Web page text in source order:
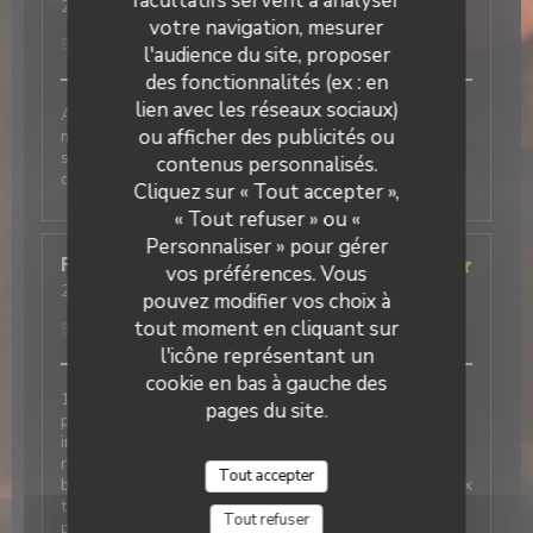
votre navigation, mesurer
l'audience du site, proposer
des fonctionnalités (ex : en
lien avec les réseaux sociaux)
ou afficher des publicités ou
contenus personnalisés.
Cliquez sur « Tout accepter »,
« Tout refuser » ou «
Personnaliser » pour gérer
vos préférences. Vous
pouvez modifier vos choix à
tout moment en cliquant sur
l'icône représentant un
cookie en bas à gauche des
pages du site.
Tout accepter
Tout refuser
2026-06-05- 12:30 - Couverts 2
/5 Ambiance:5/5 Cuisine:5/5 Qualité / Prix
Accueil et service au top Nous avons passés un bon
moment autour de nos plats et desserts très
savoureux. N’hésitez pas à réserver pour votre
déjeuner
Françoise
2026-05-22
- 12:00 - Couverts 7
/5 Ambiance:5/5 Cuisine: 5/5 Qualité / Prix
1ere fois dans ce restaurant et l avis des 6 autres
personnes avec moi est très positif Très bien. Service
impeccable, respect des demandes lors de l
réservation, amabilité, très bon repas, légumes très
bien cuisinés en accompagnement , raport qualité-prix
très corrects. Restaurant à recommander sans
problème.
La Galiote Restaurant & Bar